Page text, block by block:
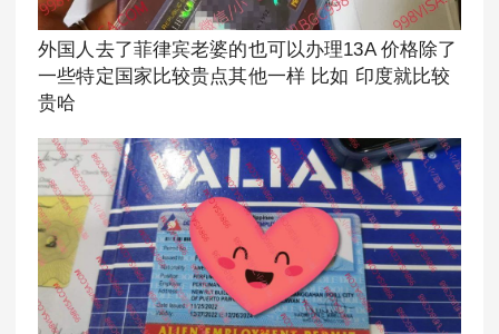
外国人去了菲律宾老婆的也可以办理13A 价格除了
一些特定国家比较贵点其他一样 比如 印度就比较
贵哈